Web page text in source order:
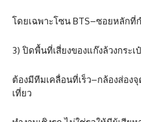
โดยเฉพาะโซน BTS–ซอยหลักที่
3) ปิดพื้นที่เสี่ยงของแก๊งล้วงกระเ
ต้องมีทีมเคลื่อนที่เร็ว–กล้องส่อง
เที่ยว